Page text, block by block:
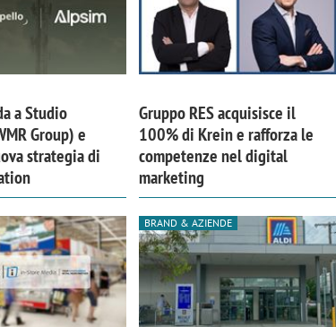
a Studio
Group) e
strategia di
Gruppo RES acquisisce il
100% di Krein e rafforza le
competenze nel digital
marketing
BRAND & AZIENDE
deve
Ricerche di mercato. Neri, Ipsos
Doxa: «Non basta più descrivere i
fenomeni: bisogna comprenderli e
tradurli in azioni»